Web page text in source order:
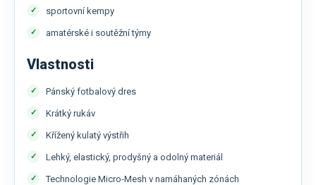
sportovní kempy
amatérské i soutěžní týmy
Vlastnosti
Pánský fotbalový dres
Krátký rukáv
Křížený kulatý výstřih
Lehký, elastický, prodyšný a odolný materiál
Technologie Micro-Mesh v namáhaných zónách